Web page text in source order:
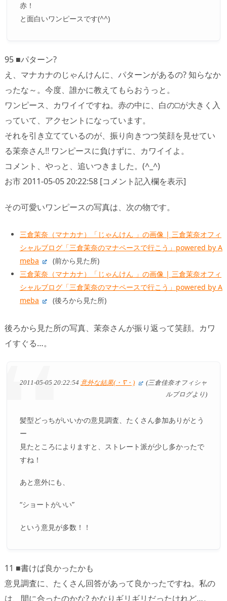
赤！
と面白いワンピースです(^^)
95 ■パターン?
え、マナカナのじゃんけんに、パターンがあるの? 知らなか
ったな～。今度、誰かに教えてもらおうっと。
ワンピース、カワイイですね。赤の中に、白の□が大きく入
っていて、アクセントになっています。
それを引き立てているのが、振り向きつつ笑顔を見せてい
る茉奈さん!! ワンピースに負けずに、カワイイよ。
コメント、やっと、追いつきました。(^_^)
お市 2011-05-05 20:22:58 [コメント記入欄を表示]
その可愛いワンピースの写真は、次の物です。
三倉茉奈（マナカナ）「じゃんけん 」の画像 | 三倉茉奈オフィ
シャルブログ「三倉茉奈のマナペースで行こう」powered by A
meba
(前から見た所)
三倉茉奈（マナカナ）「じゃんけん 」の画像 | 三倉茉奈オフィ
シャルブログ「三倉茉奈のマナペースで行こう」powered by A
meba
(後ろから見た所)
後ろから見た所の写真、茉奈さんが振り返って笑顔。カワ
イすぐる…。
2011-05-05 20:22:54 意外な結果(・∇・)
(三倉佳奈オフィシャ
ルブログより)
髪型どっちがいいかの意見調査、たくさん参加ありがとう
ー
見たところによりますと、ストレート派が少し多かったで
すね！
あと意外にも、
“ショートがいい”
という意見が多数！！
11 ■書けば良かったかも
意見調査に、たくさん回答があって良かったですね。私の
は、間に合ったのかな? かなりギリギリだったけれど…。